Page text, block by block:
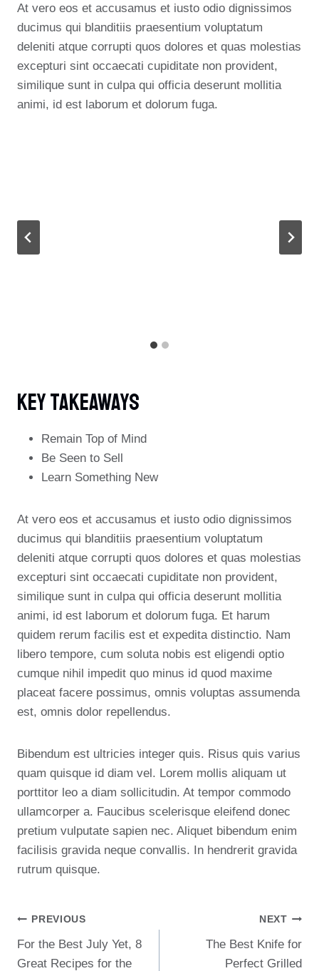
At vero eos et accusamus et iusto odio dignissimos
ducimus qui blanditiis praesentium voluptatum
deleniti atque corrupti quos dolores et quas molestias
excepturi sint occaecati cupiditate non provident,
similique sunt in culpa qui officia deserunt mollitia
animi, id est laborum et dolorum fuga.
Key Takeaways
Remain Top of Mind
Be Seen to Sell
Learn Something New
At vero eos et accusamus et iusto odio dignissimos
ducimus qui blanditiis praesentium voluptatum
deleniti atque corrupti quos dolores et quas molestias
excepturi sint occaecati cupiditate non provident,
similique sunt in culpa qui officia deserunt mollitia
animi, id est laborum et dolorum fuga. Et harum
quidem rerum facilis est et expedita distinctio. Nam
libero tempore, cum soluta nobis est eligendi optio
cumque nihil impedit quo minus id quod maxime
placeat facere possimus, omnis voluptas assumenda
est, omnis dolor repellendus.
Bibendum est ultricies integer quis. Risus quis varius
quam quisque id diam vel. Lorem mollis aliquam ut
porttitor leo a diam sollicitudin. At tempor commodo
ullamcorper a. Faucibus scelerisque eleifend donec
pretium vulputate sapien nec. Aliquet bibendum enim
facilisis gravida neque convallis. In hendrerit gravida
rutrum quisque.
Post
Navigation
PREVIOUS
For the Best July Yet, 8
Great Recipes for the
NEXT
The Best Knife for
Perfect Grilled